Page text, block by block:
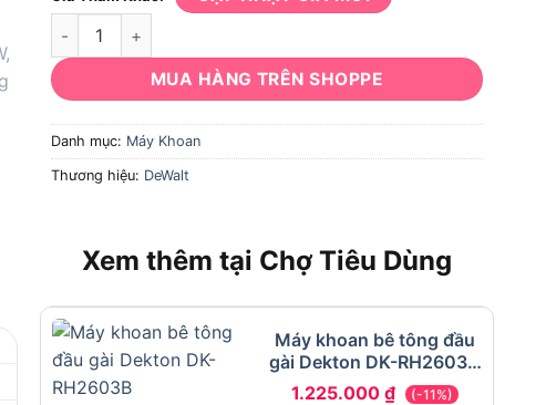
Máy khoan DeWalt D21710 số lượng
MUA HÀNG TRÊN SHOPPE
Danh mục: Máy Khoan
Thương hiệu: DeWalt
Xem thêm tại Chợ Tiêu Dùng
Máy khoan bê tông đầu
gài Dekton DK-RH2603B
3 chức năng
1.225.000 ₫ (-11%)